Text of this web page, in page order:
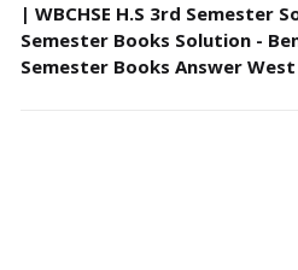
| WBCHSE H.S 3rd Semester
Semester Books Solution -
Semester Books Answer